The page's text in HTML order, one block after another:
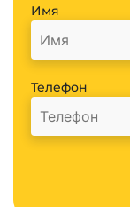
Имя
Телефон